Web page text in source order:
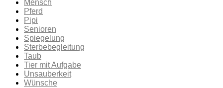
Mensch
Pferd
Pipi
Senioren
Spiegelung
Sterbebegleitung
Taub
Tier mit Aufgabe
Unsauberkeit
Wünsche